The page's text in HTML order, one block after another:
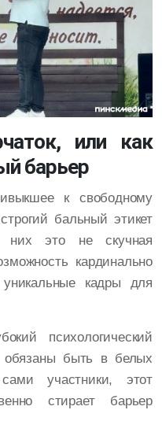
или как
барьер
к свободному
бальный этикет
них это не скучная
кардинально
кадры для
психологический
быть в белых
участники, этот
стирает барьер